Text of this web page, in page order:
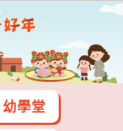
幼學堂